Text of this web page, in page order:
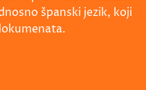
španski jezik, koji